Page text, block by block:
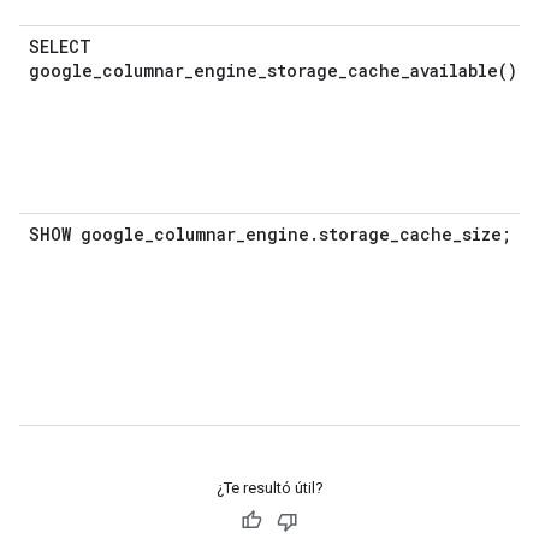
SELECT
google_columnar_engine_storage_cache_available( );
SHOW google_columnar_engine .storage_cache_size;
¿Te resultó útil?